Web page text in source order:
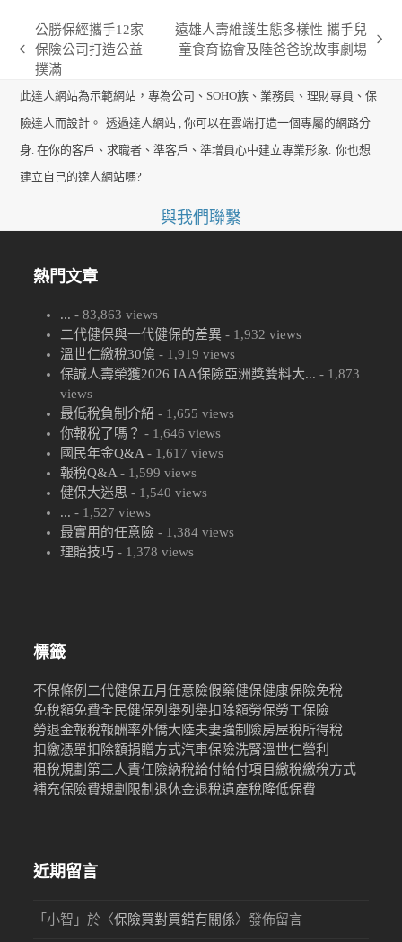
previous
post:
公勝保經攜手12家
保險公司打造公益
撲滿
next
遠雄人壽維護生態多樣性 攜手兒
童食育協會及陸爸爸說故事劇場
此達人網站為示範網站，專為公司、SOHO族、業務員、理財專員、保
險達人而設計。
透過達人網站 , 你可以在雲端打造一個專屬的網路分
身. 在你的客戶、求職者、準客戶、準增員心中建立專業形象.
你也想
建立自己的達人網站嗎?
與我們聯繫
熱門文章
... - 83,863 views
二代健保與一代健保的差異 - 1,932 views
溫世仁繳稅30億 - 1,919 views
保誠人壽榮獲2026 IAA保險亞洲獎雙料大... - 1,873
views
最低稅負制介紹 - 1,655 views
你報稅了嗎？ - 1,646 views
國民年金Q&A - 1,617 views
報稅Q&A - 1,599 views
健保大迷思 - 1,540 views
... - 1,527 views
最實用的任意險 - 1,384 views
理賠技巧 - 1,378 views
標籤
不保條例 二代健保五月任意險假藥健保健康保險免稅
免稅額免費全民健保列舉列舉扣除額勞保勞工保險
勞退金報稅報酬率外僑大陸夫妻強制險房屋稅所得稅
扣繳憑單扣除額捐贈方式汽車保險洗腎溫世仁營利
租稅規劃 第三人責任險納稅給付給付項目繳稅繳稅方式
補充保險費規劃限制退休金退稅遺產稅 降低保費
近期留言
「小智 」於〈保險買對買錯有關係〉發佈留言